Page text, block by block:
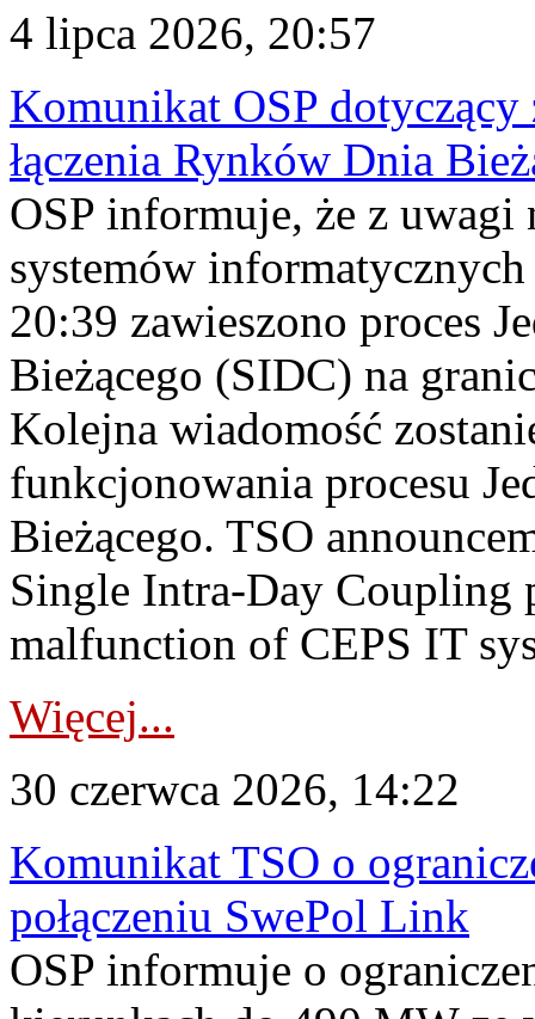
4 lipca 2026, 20:57
Komunikat OSP dotyczący
łączenia Rynków Dnia
OSP informuje, że z uwagi
systemów
20:39 zawieszono proces
Bieżącego (SIDC) na
Kolejna wiadomość
funkcjonowania procesu
Bieżącego. TSO
Single Intra-Day Coupling
malfunction of CEPS IT
Więcej...
30 czerwca 2026, 14:22
Komunikat TSO o
połączeniu SwePol Link
OSP informuje o